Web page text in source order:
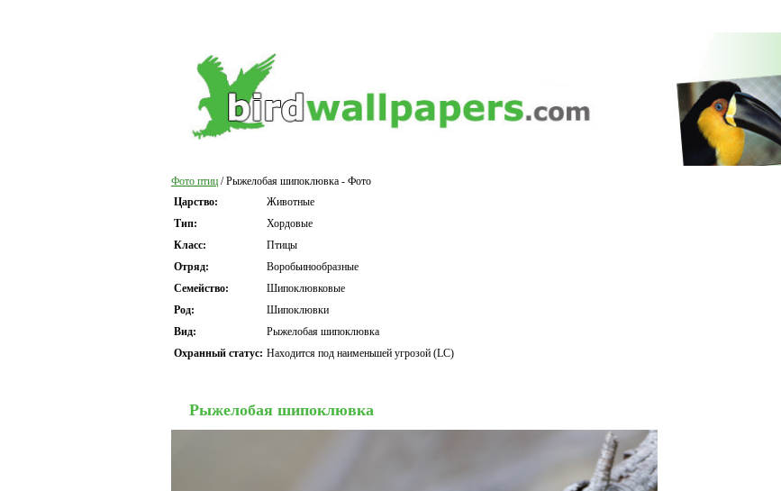
Фото птиц / Рыжелобая шипоклювка - Фото
Царство:
Животные
Тип:
Хордовые
Класс:
Птицы
Отряд:
Воробьинообразные
Семейство:
Шипоклювковые
Род:
Шипоклювки
Вид:
Рыжелобая шипоклювка
Охранный статус: Находится под наименьшей угрозой (LC)
Рыжелобая шипоклювка